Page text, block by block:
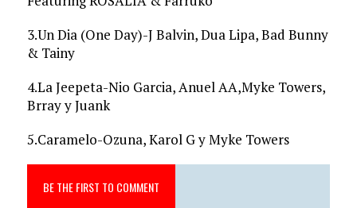
3.Un Dia (One Day)-J Balvin, Dua Lipa, Bad Bunny
& Tainy
4.La Jeepeta-Nio Garcia, Anuel AA,Myke Towers,
Brray y Juank
5.Caramelo-Ozuna, Karol G y Myke Towers
BE THE FIRST TO COMMENT